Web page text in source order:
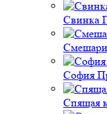
Свинка
София
Спящая